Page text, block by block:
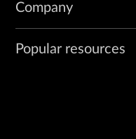
Company
Popular resources